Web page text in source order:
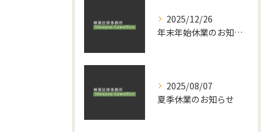
2025/12/26
年末年始休業のお知らせ
2025/08/07
夏季休業のお知らせ